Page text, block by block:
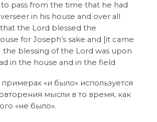
pass from the time that he had
in his house and over all
the Lord blessed the
for Joseph’s sake and [it came
the blessing of the Lord was upon
in the house and in the field
примерах «и было» используется
мысли в то время, как
«не было».